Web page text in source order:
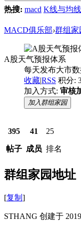
热搜: macd K线与均线
MACD俱乐部›群组家
A股天气预报体系
每天发布大市
收藏|RSS 积分:
加入方式: 审核
加入群组家园
395
帖子
41
成员
25
排名
群组家园地址
[复制 ]
STHANG 创建于